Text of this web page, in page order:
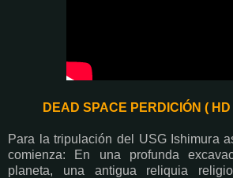
DEAD SPACE PERDICIÓN (
Para la tripulación del USG Ishimura
comienza: En una profunda
planeta, una antigua reliquia